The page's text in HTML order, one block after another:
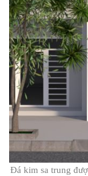
Đá kim sa trung